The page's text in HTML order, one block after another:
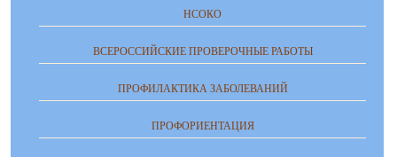
НСОКО
ВСЕРОССИЙСКИЕ ПРОВЕРОЧНЫЕ РАБОТЫ
ПРОФИЛАКТИКА ЗАБОЛЕВАНИЙ
ПРОФОРИЕНТАЦИЯ